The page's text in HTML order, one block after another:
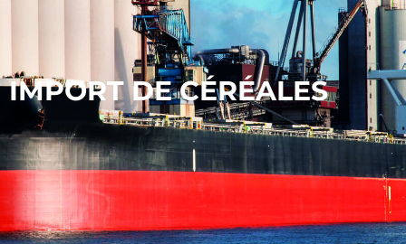
IMPORT DE CÉRÉALES